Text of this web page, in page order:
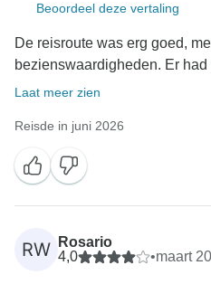
Beoordeel deze vertaling
De reisroute was erg goed,
bezienswaardigheden. Er
Laat meer zien
Reisde in juni 2026
RW
Rosario
4,0
•maart